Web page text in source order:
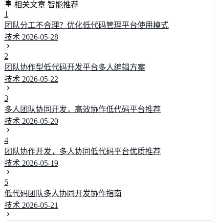
相关文章 智能推荐
1
团队分工不合理？优化低代码管理平台使用模式
技术 2026-05-28
2
团队协作型低代码开发平台多人编辑方案
技术 2026-05-22
3
多人团队协同开发，高效协作低代码平台推荐
技术 2026-05-20
4
团队协作开发，多人协同低代码平台优质推荐
技术 2026-05-19
5
低代码团队多人协同开发协作指南
技术 2026-05-21